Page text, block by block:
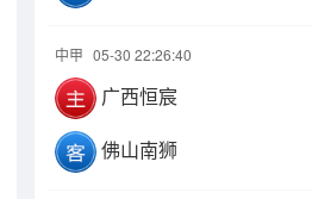
中甲 05-30 22:26:40
广西恒宸
佛山南狮